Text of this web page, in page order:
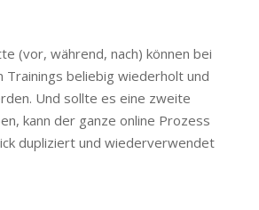
(vor, während, nach) können bei
Trainings beliebig wiederholt und
Und sollte es eine zweite
kann der ganze online Prozess
dupliziert und wiederverwendet